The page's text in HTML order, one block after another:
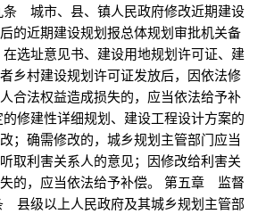
城市、县、镇人民政府修改近期建设
的近期建设规划报总体规划审批机关备
址意见书、建设用地规划许可证、建
乡村建设规划许可证发放后，因依法修
合法权益造成损失的，应当依法给予补
建性详细规划、建设工程设计方案的
；确需修改的，城乡规划主管部门应当
取利害关系人的意见；因修改给利害关
的，应当依法给予补偿。 第五章 监督
级以上人民政府及其城乡规划主管部